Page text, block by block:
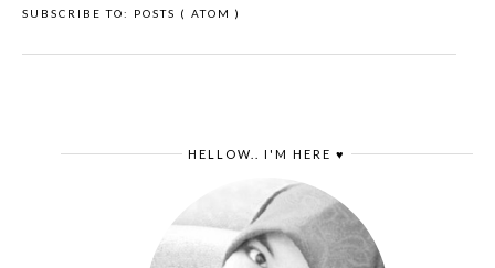
SUBSCRIBE TO: POSTS ( ATOM )
HELLOW.. I'M HERE ♥